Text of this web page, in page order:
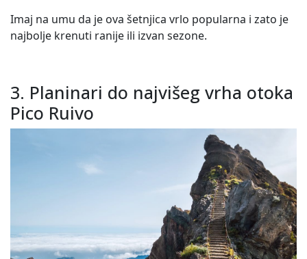
Imaj na umu da je ova šetnjica vrlo popularna i zato je
najbolje krenuti ranije ili izvan sezone.
3. Planinari do najvišeg vrha otoka
Pico Ruivo